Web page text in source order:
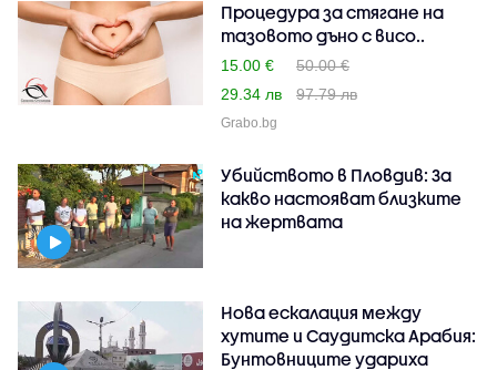
Процедура за стягане на
тазовото дъно с висо..
15.00 €
50.00 €
29.34 лв
97.79 лв
Grabo.bg
Убийството в Пловдив: За
какво настояват близките
на жертвата
Нова ескалация между
хутите и Саудитска Арабия:
Бунтовниците удариха